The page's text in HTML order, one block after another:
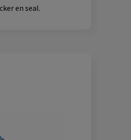
en seal.